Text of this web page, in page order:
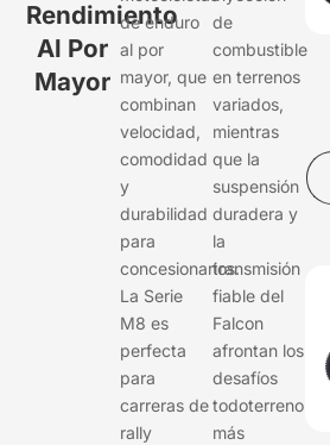
Rendimiento
Al Por
Mayor
de enduro
al por
mayor, que
combinan
velocidad,
comodidad
y
durabilidad
para
concesionarios.
La Serie
M8 es
perfecta
para
carreras de
rally
de
combustible
en terrenos
variados,
mientras
que la
suspensión
duradera y
la
transmisión
fiable del
Falcon
afrontan los
desafíos
todoterreno
más